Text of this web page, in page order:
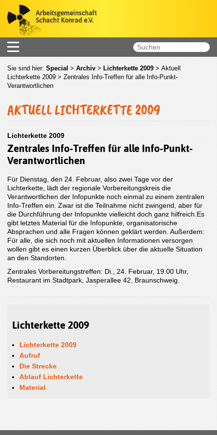
Sie sind hier: Special > Archiv > Lichterkette 2009 > Aktuell
Lichterkette 2009 > Zentrales Info-Treffen für alle Info-Punkt-
Verantwortlichen
Lichterkette 2009
Lichterkette 2009
Aufruf
Die Strecke
Ablauf Lichterkette
Material
AKTUELL LICHTERKETTE 2009
Lichterkette 2009
Zentrales Info-Treffen für alle Info-Punkt-
Verantwortlichen
Für Dienstag, den 24. Februar, also zwei Tage vor der
Lichterkette, lädt der regionale Vorbereitungskreis die
Verantwortlichen der Infopunkte noch einmal zu einem zentralen
Info-Treffen ein. Zwar ist die Teilnahme nicht zwingend, aber für
die Durchführung der Infopunkte vielleicht doch ganz hilfreich.Es
gibt letztes Material für die Infopunkte, organisatorische
Absprachen und alle Fragen können geklärt werden. Außerdem:
Für alle, die sich noch mit aktuellen Informationen versorgen
wollen gibt es einen kurzen Überblick über die aktuelle Situation
an den Standorten.
Zentrales Vorbereitungstreffen: Di., 24. Februar, 19.00 Uhr,
Restaurant im Stadtpark, Jasperallee 42, Braunschweig.